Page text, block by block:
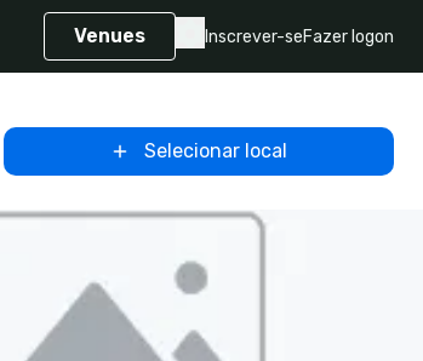
Venues Inscrever-seFazer logon
Selecionar local